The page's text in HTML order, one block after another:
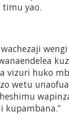
timu yao.
vizuri huko
wetu
kupambana.”